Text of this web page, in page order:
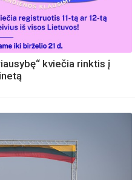
kviečia rinktis į